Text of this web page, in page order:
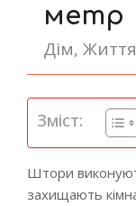
метр
Дім, Життя
Зміст:
Штори
захищають